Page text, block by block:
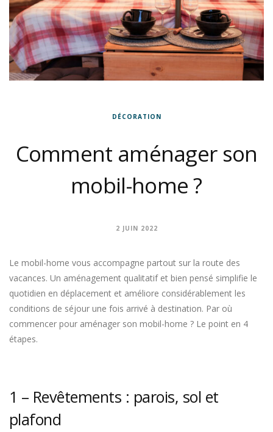
DÉCORATION
Comment aménager son
mobil-home ?
2 JUIN 2022
Le mobil-home vous accompagne partout sur la route des
vacances. Un aménagement qualitatif et bien pensé simplifie le
quotidien en déplacement et améliore considérablement les
conditions de séjour une fois arrivé à destination. Par où
commencer pour aménager son mobil-home ? Le point en 4
étapes.
1 – Revêtements : parois, sol et
plafond